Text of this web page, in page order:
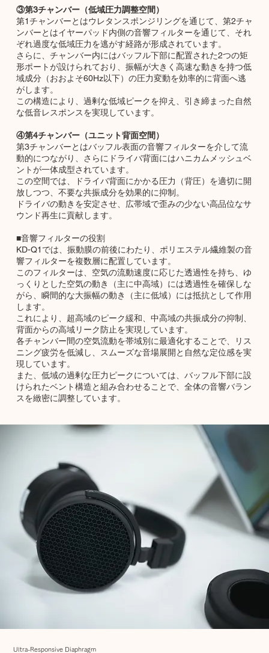
③第3チャンバー（低域圧力調整空間）
第1チャンバーとはウレタンスポンジリングを通じて、第2チャ
ンバーとはイヤーパッド内側の音響フィルターを通じて、それ
ぞれ過度な低域圧力を逃がす経路が形成されています。
さらに、チャンバー内にはバッフル下部に配置された2つの矩
形ポートが設けられており、振幅が大きく高速な動きを持つ低
域成分（おおよそ60Hz以下）の圧力変動を効率的に背面へ逃
がします。
この構造により、過剰な低域ピークを抑え、引き締まった自然
な低音レスポンスを実現しています。
④第4チャンバー（ユニット背面空間）
第3チャンバーとはバッフル表面の音響フィルターを介して流
動的につながり、さらにドライバ背面にはハニカムメッシュベ
ントが一体成型されています。
この空間では、ドライバ背面にかかる圧力（背圧）を適切に開
放しつつ、不要な共振成分を効果的に抑制。
ドライバの動きを安定させ、広帯域で歪みの少ない高品位なサ
ウンド再生に貢献します。
■音響フィルターの役割
KD-Q1では、振動膜の前後にわたり、ポリエステル繊維製の音
響フィルターを複数層に配置しています。
このフィルターは、空気の流動速度に応じた透過性を持ち、ゆ
っくりとした空気の動き（主に中高域）には透過性を確保しな
がら、瞬間的な大振幅の動き（主に低域）には抵抗として作用
します。
これにより、超高域のピーク緩和、中高域の共振成分の抑制、
背面からの高域リーク防止を実現しています。
各チャンバー間の空気流動を帯域別に最適化することで、リス
ニング疲労を低減し、スムーズな音場展開と自然な定位感を実
現しています。
また、低域の過剰な圧力ピークについては、バッフル下部に設
けられたベント構造と組み合わせることで、全体の音響バラン
スを緻密に調整しています。
Ultra-Responsive Diaphragm